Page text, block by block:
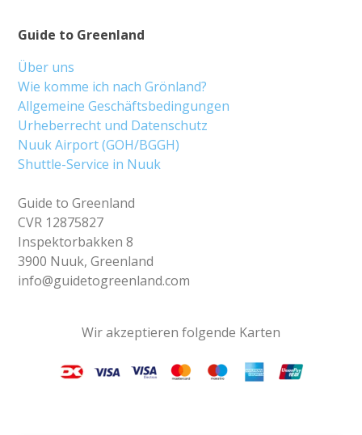
Guide to Greenland
Über uns
Wie komme ich nach Grönland?
Allgemeine Geschäftsbedingungen
Urheberrecht und Datenschutz
Nuuk Airport (GOH/BGGH)
Shuttle-Service in Nuuk
Guide to Greenland
CVR 12875827
Inspektorbakken 8
3900 Nuuk, Greenland
info@guidetogreenland.com
Wir akzeptieren folgende Karten